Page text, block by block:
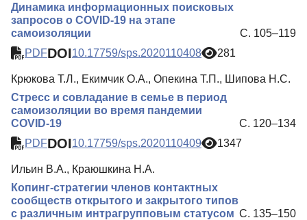
Динамика информационных поисковых
запросов о COVID-19 на этапе
самоизоляции
С. 105–119
PDFDOI10.17759/sps.2020110408 281
Крюкова Т.Л., Екимчик О.А., Опекина Т.П., Шипова Н.С.
Стресс и совладание в семье в период
самоизоляции во время пандемии
COVID-19
С. 120–134
PDFDOI10.17759/sps.2020110409 1347
Ильин В.А., Краюшкина Н.А.
Копинг-стратегии членов контактных
сообществ открытого и закрытого типов
с различным интрагрупповым статусом С. 135–150